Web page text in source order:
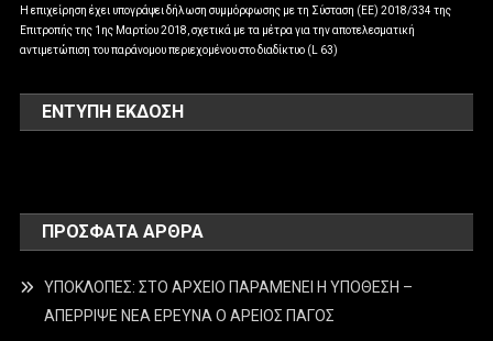
Η επιχείρηση έχει υπογράψει δήλωση συμμόρφωσης με τη Σύσταση (ΕΕ) 2018/334 της
Επιτροπής της 1ης Μαρτίου 2018, σχετικά με τα μέτρα για την αποτελεσματική
αντιμετώπιση του παράνομου περιεχομένου στο διαδίκτυο (L 63)
ΕΝΤΥΠΗ ΕΚΔΟΣΗ
ΠΡΌΣΦΑΤΑ ΆΡΘΡΑ
ΥΠΟΚΛΟΠΕΣ: ΣΤΟ ΑΡΧΕΙΟ ΠΑΡΑΜΕΝΕΙ Η ΥΠΟΘΕΣΗ –
ΑΠΕΡΡΙΨΕ ΝΕΑ ΕΡΕΥΝΑ Ο ΑΡΕΙΟΣ ΠΑΓΟΣ